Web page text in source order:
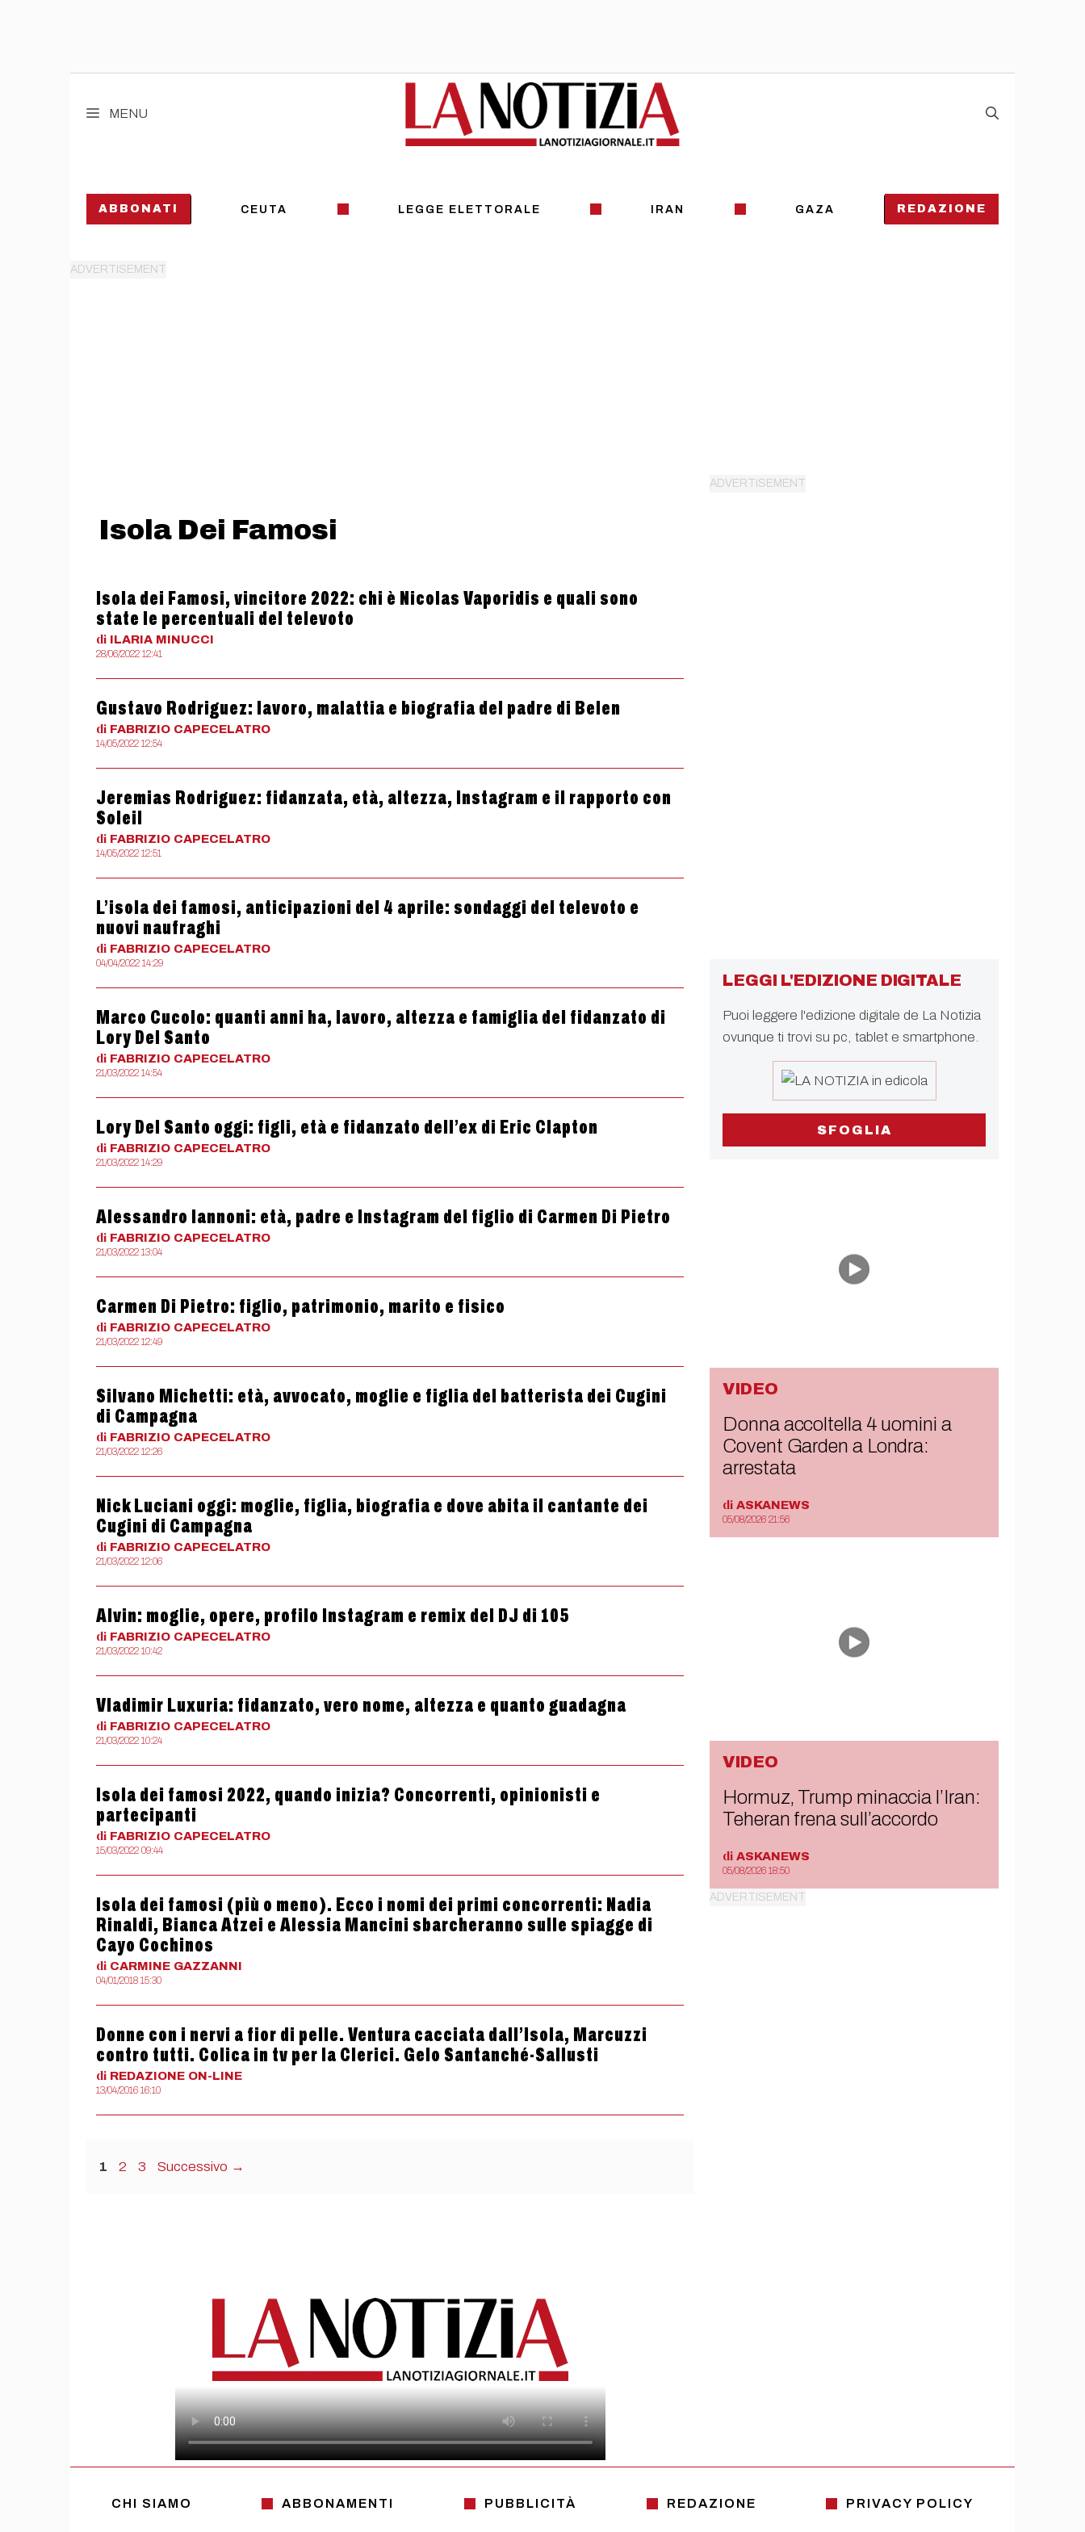
MENU
ABBONATI CEUTA LEGGE ELETTORALE IRAN GAZA REDAZIONE
Isola Dei Famosi
Isola dei Famosi, vincitore 2022: chi è Nicolas Vaporidis e quali sono
state le percentuali del televoto
di ILARIA MINUCCI
28/06/2022 12:41
Gustavo Rodriguez: lavoro, malattia e biografia del padre di Belen
di FABRIZIO CAPECELATRO
14/05/2022 12:54
Jeremias Rodriguez: fidanzata, età, altezza, Instagram e il rapporto con
Soleil
di FABRIZIO CAPECELATRO
14/05/2022 12:51
L’isola dei famosi, anticipazioni del 4 aprile: sondaggi del televoto e
nuovi naufraghi
di FABRIZIO CAPECELATRO
04/04/2022 14:29
Marco Cucolo: quanti anni ha, lavoro, altezza e famiglia del fidanzato di
Lory Del Santo
di FABRIZIO CAPECELATRO
21/03/2022 14:54
Lory Del Santo oggi: figli, età e fidanzato dell’ex di Eric Clapton
di FABRIZIO CAPECELATRO
21/03/2022 14:29
Alessandro Iannoni: età, padre e Instagram del figlio di Carmen Di Pietro
di FABRIZIO CAPECELATRO
21/03/2022 13:04
Carmen Di Pietro: figlio, patrimonio, marito e fisico
di FABRIZIO CAPECELATRO
21/03/2022 12:49
Silvano Michetti: età, avvocato, moglie e figlia del batterista dei Cugini
di Campagna
di FABRIZIO CAPECELATRO
21/03/2022 12:26
Nick Luciani oggi: moglie, figlia, biografia e dove abita il cantante dei
Cugini di Campagna
di FABRIZIO CAPECELATRO
21/03/2022 12:06
Alvin: moglie, opere, profilo Instagram e remix del DJ di 105
di FABRIZIO CAPECELATRO
21/03/2022 10:42
Vladimir Luxuria: fidanzato, vero nome, altezza e quanto guadagna
di FABRIZIO CAPECELATRO
21/03/2022 10:24
Isola dei famosi 2022, quando inizia? Concorrenti, opinionisti e
partecipanti
di FABRIZIO CAPECELATRO
15/03/2022 09:44
Isola dei famosi (più o meno). Ecco i nomi dei primi concorrenti: Nadia
Rinaldi, Bianca Atzei e Alessia Mancini sbarcheranno sulle spiagge di
Cayo Cochinos
di CARMINE GAZZANNI
04/01/2018 15:30
Donne con i nervi a fior di pelle. Ventura cacciata dall’Isola, Marcuzzi
contro tutti. Colica in tv per la Clerici. Gelo Santanché-Sallusti
di REDAZIONE ON-LINE
13/04/2016 16:10
Pagina
1 Pagina
2 Pagina
3 Successivo →
LEGGI L'EDIZIONE DIGITALE
Puoi leggere l'edizione digitale de La Notizia
ovunque ti trovi su pc, tablet e smartphone.
SFOGLIA
VIDEO
Donna accoltella 4 uomini a
Covent Garden a Londra:
arrestata
di ASKANEWS
05/08/2026 21:56
VIDEO
Hormuz, Trump minaccia l’Iran:
Teheran frena sull’accordo
di ASKANEWS
05/08/2026 18:50
CHI SIAMO ABBONAMENTI PUBBLICITÀ REDAZIONE PRIVACY POLICY